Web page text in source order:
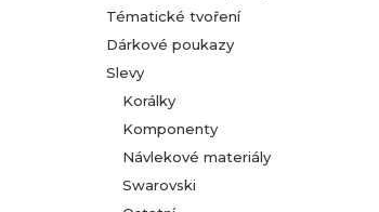
Tématické tvoření
Dárkové poukazy
Slevy
Korálky
Komponenty
Návlekové materiály
Swarovski